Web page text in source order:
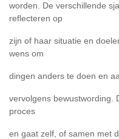
worden. De verschillende
reflecteren op
zijn of haar situatie en
wens om
dingen anders te doen en
vervolgens bewustwording.
proces
en gaat zelf, of samen met